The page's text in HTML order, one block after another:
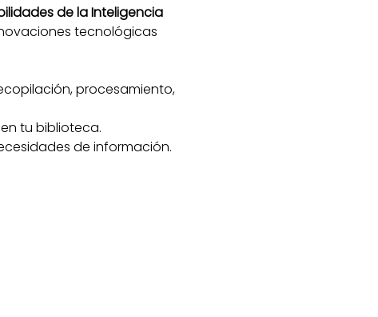
de la Inteligencia
tecnológicas
procesamiento,
tu biblioteca.
de información.